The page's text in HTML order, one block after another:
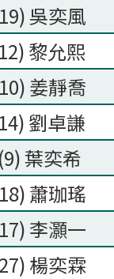
吳奕風
黎允熙
姜靜喬
劉卓謙
葉奕希
蕭珈瑤
李灝一
楊奕霖